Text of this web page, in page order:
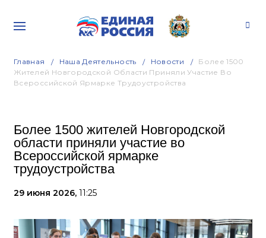
Главная Наша Деятельность Новости
Более 1500
Жителей Новгородской Области Приняли Участие Во
Всероссийской Ярмарке Трудоустройства
Более 1500 жителей Новгородской
области приняли участие во
Всероссийской ярмарке
трудоустройства
29 июня 2026, 11:25